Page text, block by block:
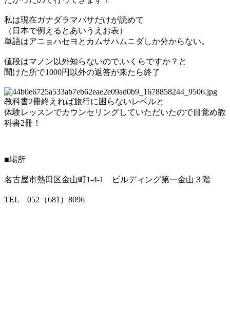
私は現在ガナダラマバサだけが読めて
（日本で例えるとあいうえお表）
単語はアニョハセヨとカムサハムニダしか分からない。
値段はマノン以外知らないので,いくらですか？と
聞けた所で1000円以外の返答が来たら終了
教科書2冊終えれば旅行に困らないレベルと
体験レッスンでカウンセリングしていただいたので目覚め教
科書2冊！
■場所
名古屋市熱田区金山町1-4-1 ビルディング第一金山３階
TEL 052（681）8096